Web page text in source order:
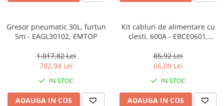
Gresor pneumatic 30L, furtun
5m - EAGL30102, EMTOP
1.017,82 Lei
782,94 Lei
IN STOC
ADAUGA IN COS
Kit cabluri de alimentare cu
clesti, 600A - EBCE0601,
85,92 Lei
66,09 Lei
IN STOC
ADAUGA IN COS